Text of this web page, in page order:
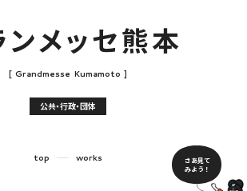
ンメッセ熊本
[ Grandmesse Kumamoto ]
公共・行政・団体
top works
さあ見て
みよう！